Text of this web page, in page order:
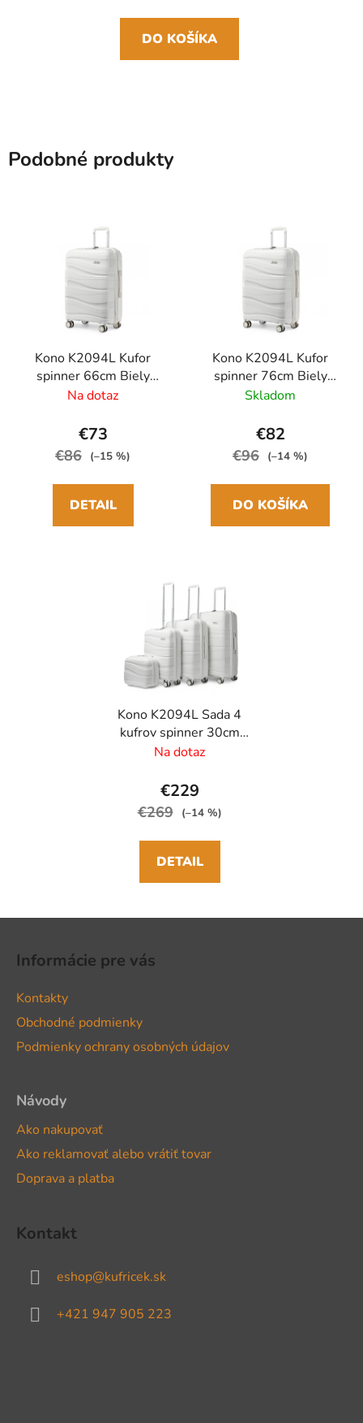
DO KOŠÍKA
Podobné produkty
Kono K2094L Kufor
spinner 66cm Biely
Polypropylén
Na dotaz
€73
€86 (–15 %)
DETAIL
Kono K2094L Kufor
spinner 76cm Biely
Polypropylén
Skladom
€82
€96 (–14 %)
DO KOŠÍKA
Kono K2094L Sada 4
kufrov spinner 30cm
55cm 65cm 76cm Biely
Na dotaz
€229
€269 (–14 %)
DETAIL
Informácie pre vás
Kontakty
Obchodné podmienky
Podmienky ochrany osobných údajov
Návody
Ako nakupovať
Ako reklamovať alebo vrátiť tovar
Doprava a platba
Kontakt
eshop@kufricek.sk
+421 947 905 223